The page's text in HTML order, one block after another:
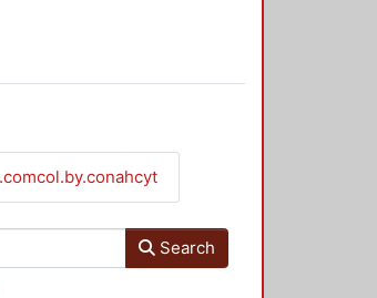
Search